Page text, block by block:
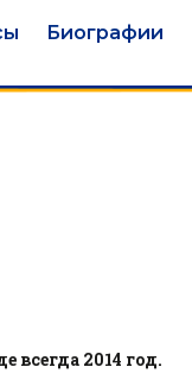
Биографии
всегда 2014 год.